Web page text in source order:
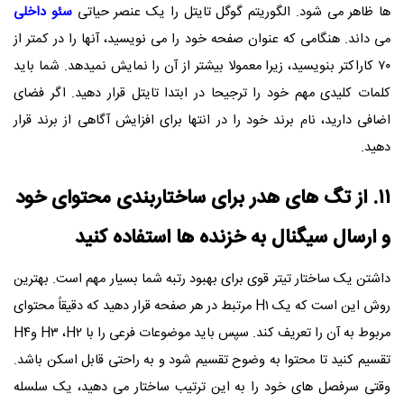
ها ظاهر می شود. الگوریتم گوگل تایتل را یک عنصر حیاتیسئو داخلی
می داند. هنگامی که عنوان صفحه خود را می نویسید، آنها را در کمتر از
۷۰ کاراکتر بنویسید، زیرا معمولا بیشتر از آن را نمایش نمیدهد. شما باید
کلمات کلیدی مهم خود را ترجیحا در ابتدا تایتل قرار دهید. اگر فضای
اضافی دارید، نام برند خود را در انتها برای افزایش آگاهی از برند قرار
دهید.
۱۱. از تگ های هدر برای ساختاربندی محتوای خود
و ارسال سیگنال به خزنده ها استفاده کنید
داشتن یک ساختار تیتر قوی برای بهبود رتبه شما بسیار مهم است. بهترین
روش این است که یک H۱ مرتبط در هر صفحه قرار دهید که دقیقاً محتوای
مربوط به آن را تعریف کند. سپس باید موضوعات فرعی را با H۲، H۳ وH۴
تقسیم کنید تا محتوا به وضوح تقسیم شود و به راحتی قابل اسکن باشد.
وقتی سرفصل های خود را به این ترتیب ساختار می دهید، یک سلسله